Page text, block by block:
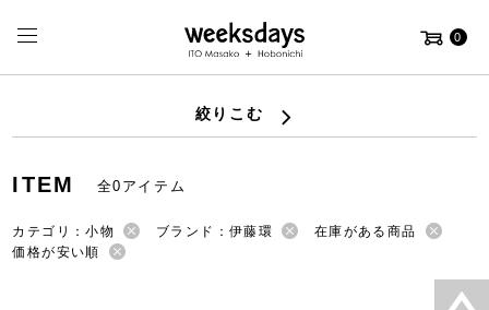
0
絞りこむ
ITEM 全0アイテム
カテゴリ：小物 ブランド：伊藤環
在庫がある商品
価格が安い順